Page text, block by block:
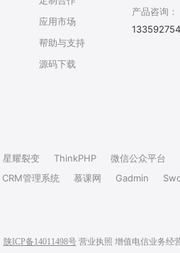
应用市场
帮助与支持
源码下载
产品咨询：
星耀裂变 ThinkPHP 微信公众平台
CRM管理系统 慕课网 Gadmin
陕ICP备14011498号 营业执照 增值电信业务经